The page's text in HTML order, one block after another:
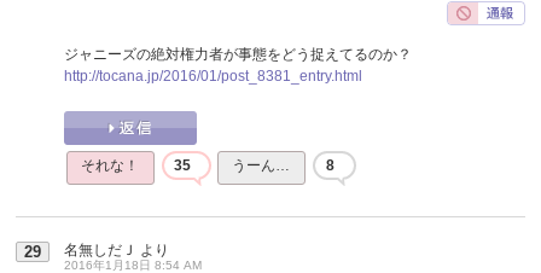
ジャニーズの絶対権力者が事態をどう捉えてるのか？
http://tocana.jp/2016/01/post_8381_entry.html
それな！ 35 うーん… 8
29 名無しだＪ より
2016年1月18日 8:54 AM